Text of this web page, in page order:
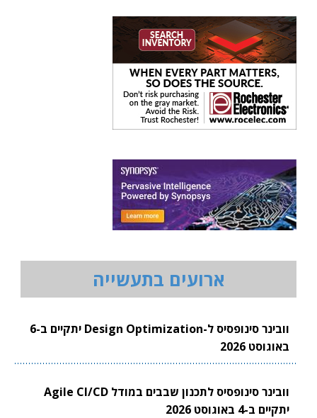
ארועים בתעשייה
וובינר סינופסיס ל-Design Optimization יתקיים ב-6
באוגוסט 2026
וובינר סינופסיס לתכנון שבבים במודל Agile CI/CD
יתקיים ב-4 באוגוסט 2026